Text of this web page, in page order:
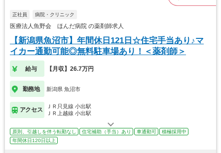
正社員 病院・クリニック
医療法人魚野会 ほんだ病院 の薬剤師求人
【新潟県魚沼市】年間休日121日☆住宅手当あり♪マ
イカー通勤可能◎無料駐車場あり！＜薬剤師＞
給与 【月収】26.7万円
勤務地 新潟県 魚沼市
アクセス
ＪＲ只見線 小出駅
ＪＲ上越線 小出駅
原則、引越しを伴う転勤なし 住宅補助（手当）あり 車通勤可
積極採用中
年間休日120日以上